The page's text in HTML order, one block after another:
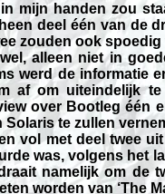
mijn handen zou
deel één van de
zouden ook
alleen niet in
werd de informatie
af om uiteindelijk
over Bootleg één
te zullen
vol met deel twee
was, volgens het
namelijk om de
worden van ‘The